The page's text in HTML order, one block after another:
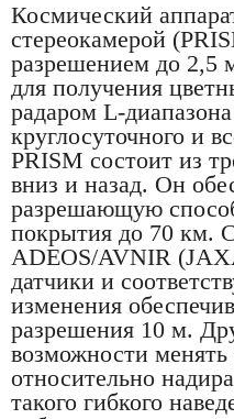
Космический
стереокамерой
разрешением до 2,5
для получения
радаром L-
круглосуточного и
PRISM состоит из
вниз и назад. Он
разрешающую
покрытия до 70 км.
ADEOS/AVNIR
датчики и
изменения
разрешения 10 м.
возможности менять
относительно
такого гибкого